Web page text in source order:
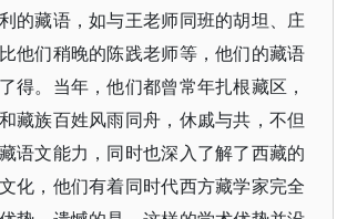
的藏语，如与王老师同班的胡坦、庄
他们稍晚的陈践老师等，他们的藏语
得。当年，他们都曾常年扎根藏区，
藏族百姓风雨同舟，休戚与共，不但
语文能力，同时也深入了解了西藏的
化，他们有着同时代西方藏学家完全